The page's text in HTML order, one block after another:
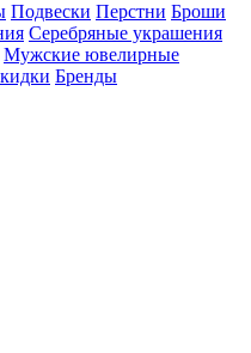
Подвески Перстни Броши
Серебряные украшения
Мужские ювелирные
Бренды